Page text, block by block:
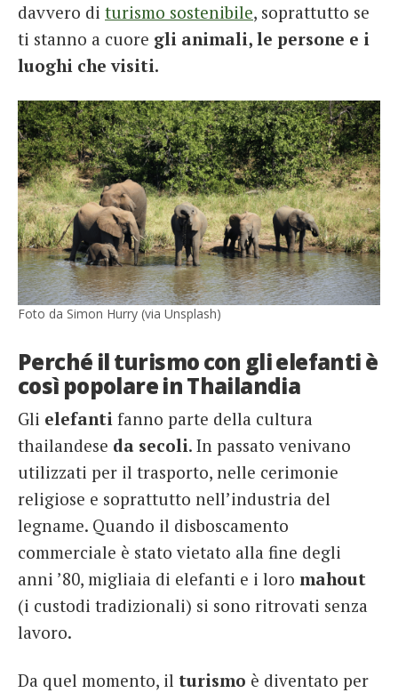
davvero di turismo sostenibile, soprattutto se
ti stanno a cuore gli animali, le persone e i
luoghi che visiti.
Foto da Simon Hurry (via Unsplash)
Perché il turismo con gli elefanti è
così popolare in Thailandia
Gli elefanti fanno parte della cultura
thailandese da secoli. In passato venivano
utilizzati per il trasporto, nelle cerimonie
religiose e soprattutto nell’industria del
legname. Quando il disboscamento
commerciale è stato vietato alla fine degli
anni ’80, migliaia di elefanti e i loro mahout
(i custodi tradizionali) si sono ritrovati senza
lavoro.
Da quel momento, il turismo è diventato per